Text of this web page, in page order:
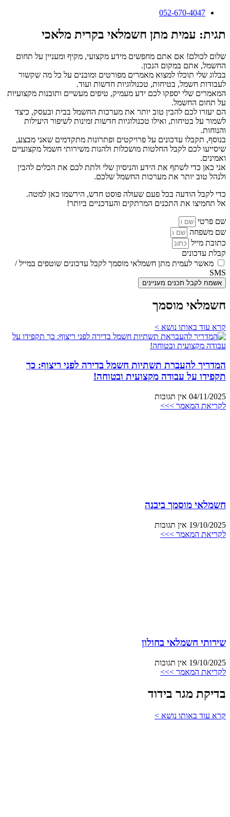
052-670-4047
תגית: עמית מתן חשמלאי בקרית מלאכי
שלום לכולם! אם אתם מחפשים מידע מקצועי, מקיף ומעניין על תחום
החשמל, אתם במקום הנכון.
בבלוג שלי תוכלו למצוא מאמרים מפורטים ומובנים על כל מה שקשור
לעבודות חשמל, בטיחות, טכנולוגיות חדשות ועוד.
המאמרים שלי יספקו לכם ידע מעמיק, טיפים מעשיים ותובנות מקצועיות
על תחום החשמל.
הם יעזרו לכם להבין טוב יותר את מערכות החשמל בבית ובעסק, כיצד
לשמור על בטיחות, ואילו טכנולוגיות חדשות זמינות לשיפור היעילות
והנוחות.
בנוסף, תקבלו עדכונים על פרויקטים ופתרונות מתקדמים שאני מבצע,
שיסייעו לכם לקבל החלטות מושכלות ולהנות משירותי חשמל מקצועיים
ואמינים.
אני כאן כדי לשתף את הידע והניסיון שלי ולתת לכם את הכלים להבין
ולנהל טוב יותר את מערכות החשמל שלכם.
כדי לקבל הודעה בכל פעם שעולה פוסט חדש, הירשמו כאן למטה.
אל תחמיצו את התכנים המרתקים והעדכניים ביותר!
שם פרטי
שם משפחה
כתובת מייל
קבלת עדכונים
מאשר לעמית מתן חשמלאי מוסמך לקבל עדכונים שוטפים במייל /
SMS
אשמח לקבל תכנים מעניינים
חשמלאי מוסמך
קרא עוד באותו נושא >
המדריך להעברת תשתיות חשמל בדירה לפני ריצוף: כך
תקפידו על עבודה מקצועית ובטוחה!
04/11/2025 אין תגובות
לקריאת המאמר >>>
חשמלאי מוסמך ביבנה
19/10/2025 אין תגובות
לקריאת המאמר >>>
שירותי חשמלאי בחולון
19/10/2025 אין תגובות
לקריאת המאמר >>>
בדיקת מגר בידוד
קרא עוד באותו נושא >